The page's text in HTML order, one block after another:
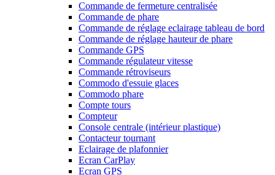
Commande de fermeture centralisée
Commande de phare
Commande de réglage eclairage tableau de bord
Commande de réglage hauteur de phare
Commande GPS
Commande régulateur vitesse
Commande rétroviseurs
Commodo d'essuie glaces
Commodo phare
Compte tours
Compteur
Console centrale (intérieur plastique)
Contacteur tournant
Eclairage de plafonnier
Ecran CarPlay
Ecran GPS